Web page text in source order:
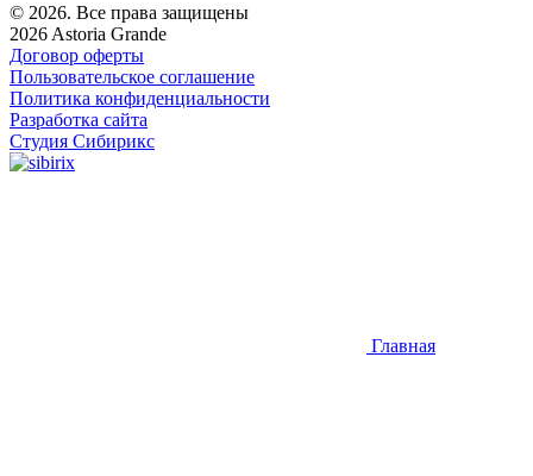
© 2026. Все права защищены
2026 Astoria Grande
Договор оферты
Пользовательское соглашение
Политика конфиденциальности
Разработка сайта
Студия Сибирикс
Главная